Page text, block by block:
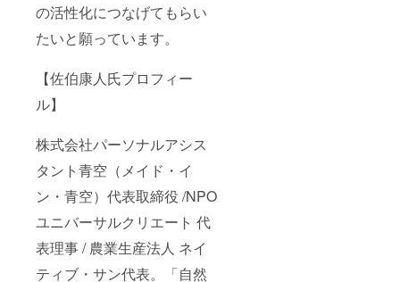
の活性化につなげてもらい
たいと願っています。
【佐伯康人氏プロフィー
ル】
株式会社パーソナルアシス
タント青空（メイド・イ
ン・青空）代表取締役 /NPO
ユニバーサルクリエート 代
表理事 / 農業生産法人 ネイ
ティブ・サン代表。「自然